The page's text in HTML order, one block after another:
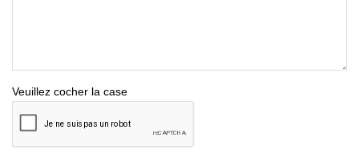
Veuillez cocher la case